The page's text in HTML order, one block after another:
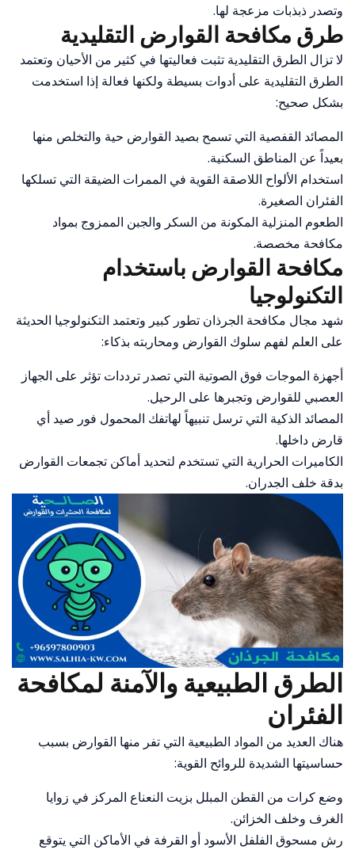
وتصدر ذبذبات مزعجة لها.
طرق مكافحة القوارض التقليدية
لا تزال الطرق التقليدية تثبت فعاليتها في كثير من الأحيان وتعتمد
الطرق التقليدية على أدوات بسيطة ولكنها فعالة إذا استخدمت
بشكل صحيح:
المصائد القفصية التي تسمح بصيد القوارض حية والتخلص منها
بعيداً عن المناطق السكنية.
استخدام الألواح اللاصقة القوية في الممرات الضيقة التي تسلكها
الفئران الصغيرة.
الطعوم المنزلية المكونة من السكر والجبن الممزوج بمواد
مكافحة مخصصة.
مكافحة القوارض باستخدام
التكنولوجيا
شهد مجال مكافحة الجرذان تطور كبير وتعتمد التكنولوجيا الحديثة
على العلم لفهم سلوك القوارض ومحاربته بذكاء:
أجهزة الموجات فوق الصوتية التي تصدر ترددات تؤثر على الجهاز
العصبي للقوارض وتجبرها على الرحيل.
المصائد الذكية التي ترسل تنبيهاً لهاتفك المحمول فور صيد أي
قارض داخلها.
الكاميرات الحرارية التي تستخدم لتحديد أماكن تجمعات القوارض
بدقة خلف الجدران.
الطرق الطبيعية والآمنة لمكافحة
الفئران
هناك العديد من المواد الطبيعية التي تفر منها القوارض بسبب
حساسيتها الشديدة للروائح القوية:
وضع كرات من القطن المبلل بزيت النعناع المركز في زوايا
الغرف وخلف الخزائن.
رش مسحوق الفلفل الأسود أو القرفة في الأماكن التي يتوقع